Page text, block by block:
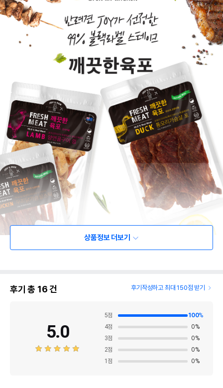
상품정보 더보기
후기 총 16건 후기작성하고 최대 150점 받기
5.0
5점 100%
4점 0%
3점 0%
2점 0%
1 점 0%